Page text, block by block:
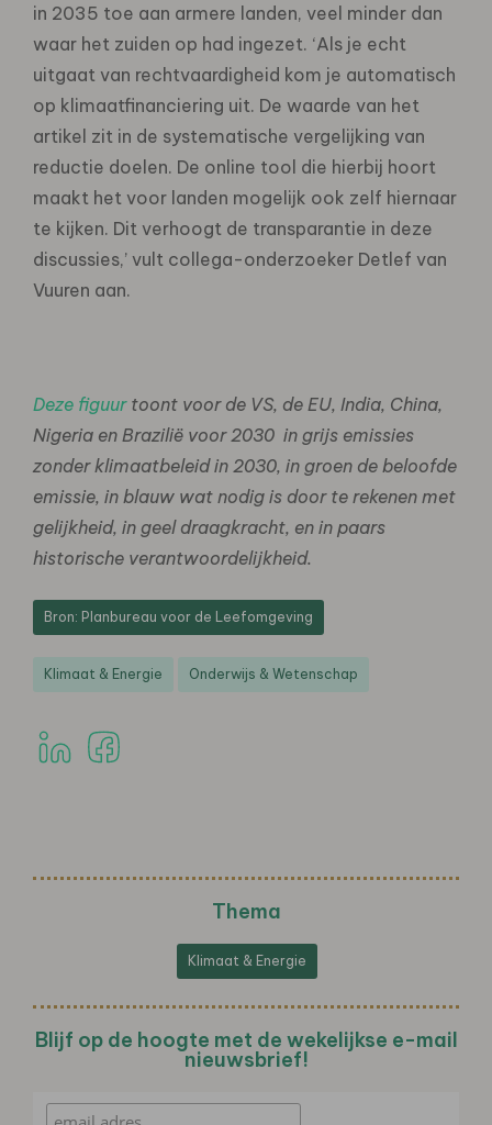
in 2035 toe aan armere landen, veel minder dan
waar het zuiden op had ingezet. ‘Als je echt
uitgaat van rechtvaardigheid kom je automatisch
op klimaatfinanciering uit. De waarde van het
artikel zit in de systematische vergelijking van
reductie doelen. De online tool die hierbij hoort
maakt het voor landen mogelijk ook zelf hiernaar
te kijken. Dit verhoogt de transparantie in deze
discussies,’ vult collega-onderzoeker Detlef van
Vuuren aan.
Deze figuurtoont voor de VS, de EU, India, China,
Nigeria en Brazilië voor 2030 in grijs emissies
zonder klimaatbeleid in 2030, in groen de beloofde
emissie, in blauw wat nodig is door te rekenen met
gelijkheid, in geel draagkracht, en in paars
historische verantwoordelijkheid.
Bron: Planbureau voor de Leefomgeving
Klimaat & Energie Onderwijs & Wetenschap
Thema
Klimaat & Energie
Blijf op de hoogte met de wekelijkse e-mail
nieuwsbrief!